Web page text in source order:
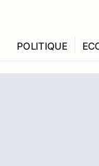
POLITIQUE